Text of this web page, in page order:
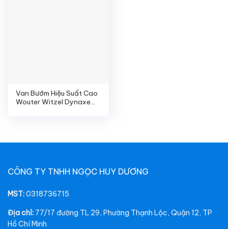
Van Bướm Hiệu Suất Cao
Wouter Witzel Dynaxe
CÔNG TY TNHH NGỌC HUY DƯƠNG
MST:0318736715
Địa chỉ: 77/17 đường TL 29, Phường Thạnh Lộc, Quận 12, TP
Hồ Chí Minh